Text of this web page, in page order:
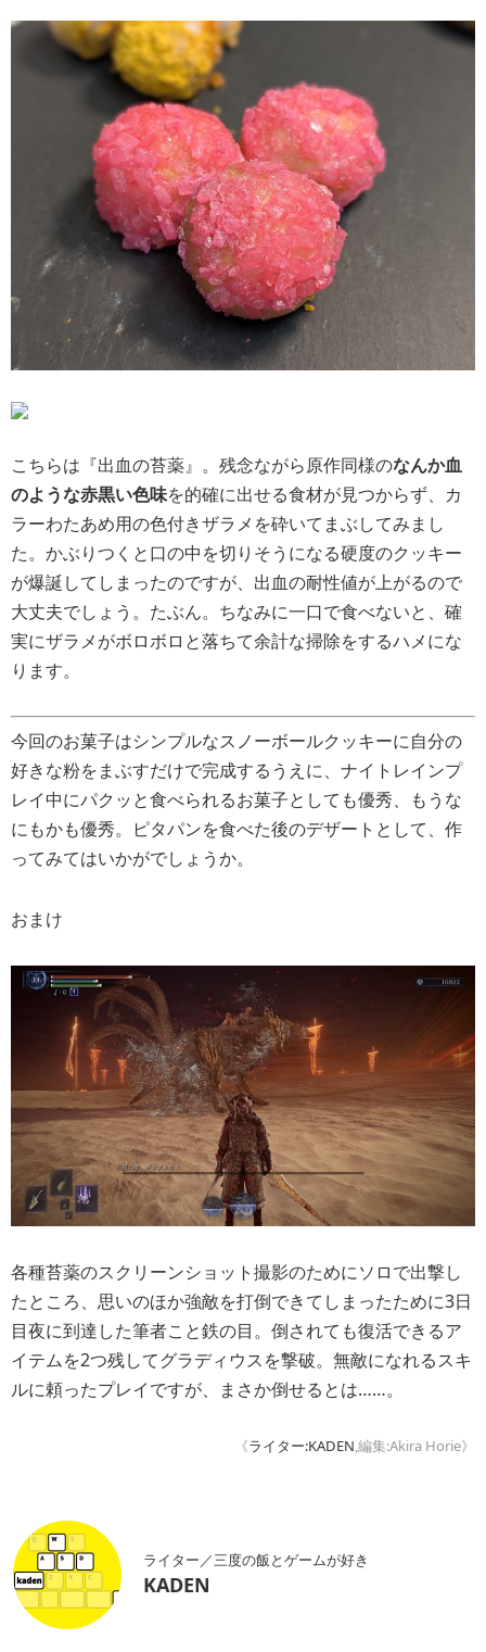
こちらは『出血の苔薬』。残念ながら原作同様のなんか血
のような赤黒い色味を的確に出せる食材が見つからず、カ
ラーわたあめ用の色付きザラメを砕いてまぶしてみまし
た。かぶりつくと口の中を切りそうになる硬度のクッキー
が爆誕してしまったのですが、出血の耐性値が上がるので
大丈夫でしょう。たぶん。ちなみに一口で食べないと、確
実にザラメがボロボロと落ちて余計な掃除をするハメにな
ります。
今回のお菓子はシンプルなスノーボールクッキーに自分の
好きな粉をまぶすだけで完成するうえに、ナイトレインプ
レイ中にパクッと食べられるお菓子としても優秀、もうな
にもかも優秀。ピタパンを食べた後のデザートとして、作
ってみてはいかがでしょうか。
おまけ
各種苔薬のスクリーンショット撮影のためにソロで出撃し
たところ、思いのほか強敵を打倒できてしまったために3日
目夜に到達した筆者こと鉄の目。倒されても復活できるア
イテムを2つ残してグラディウスを撃破。無敵になれるスキ
ルに頼ったプレイですが、まさか倒せるとは……。
《ライター:KADEN,編集:Akira Horie》
ライター／三度の飯とゲームが好き
KADEN